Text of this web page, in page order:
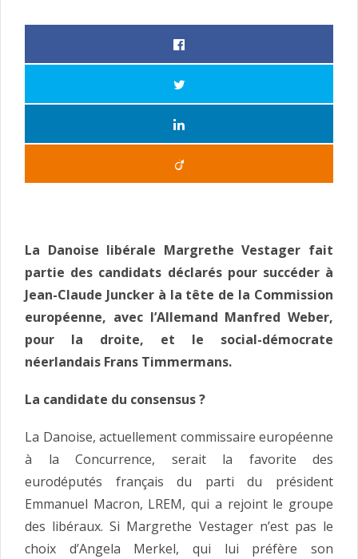
La Danoise libérale Margrethe Vestager fait
partie des candidats déclarés pour succéder à
Jean-Claude Juncker à la tête de la Commission
européenne, avec l’Allemand Manfred Weber,
pour la droite, et le social-démocrate
néerlandais Frans Timmermans.
La candidate du consensus ?
La Danoise, actuellement commissaire européenne
à la Concurrence, serait la favorite des
eurodéputés français du parti du président
Emmanuel Macron, LREM, qui a rejoint le groupe
des libéraux. Si Margrethe Vestager n’est pas le
choix d’Angela Merkel, qui lui préfère son